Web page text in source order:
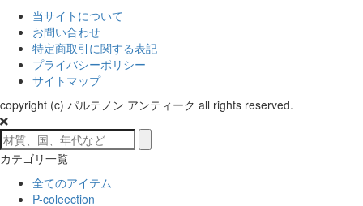
当サイトについて
お問い合わせ
特定商取引に関する表記
プライバシーポリシー
サイトマップ
copyright (c) パルテノン アンティーク all rights reserved.
カテゴリ一覧
全てのアイテム
P-coleection